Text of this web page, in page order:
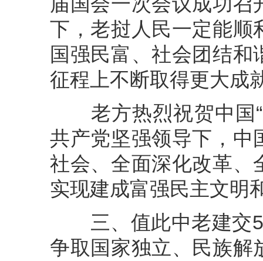
下，老挝人民一定能顺
国强民富、社会团结
征程上不断取得更大成
老方热烈祝贺中国“
共产党坚强领导下，中
社会、全面深化改革、
实现建成富强民主文明
三、值此中老建交
争取国家独立、民族解